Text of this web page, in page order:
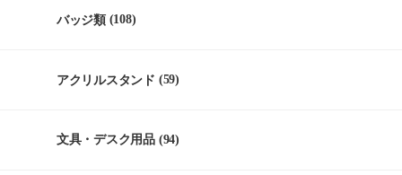
バッジ類(108)
アクリルスタンド (59)
文具・デスク用品 (94)